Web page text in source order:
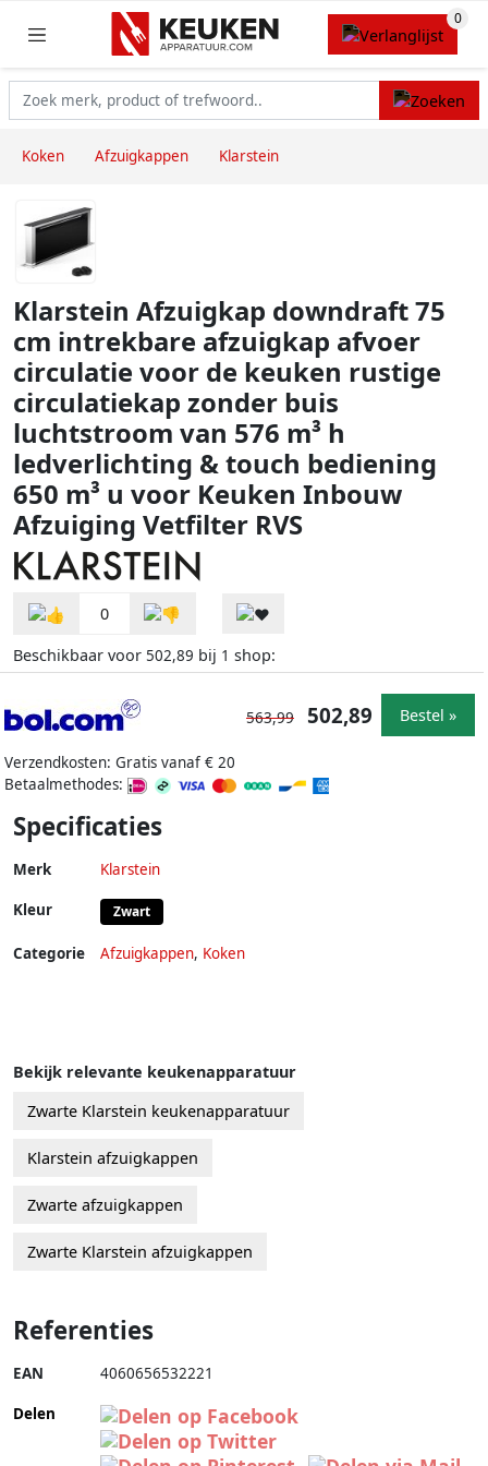
Koken Afzuigkappen Klarstein
Klarstein Afzuigkap downdraft 75
cm intrekbare afzuigkap afvoer
circulatie voor de keuken rustige
circulatiekap zonder buis
luchtstroom van 576 m³ h
ledverlichting & touch bediening
650 m³ u voor Keuken Inbouw
Afzuiging Vetfilter RVS
0
Beschikbaar voor 502,89 bij 1 shop:
Verzendkosten: Gratis vanaf € 20
Betaalmethodes:
563,99 502,89 Bestel »
Specificaties
Merk Klarstein
Kleur Zwart
Categorie Afzuigkappen, Koken
Bekijk relevante keukenapparatuur
Zwarte Klarstein keukenapparatuur
Klarstein afzuigkappen
Zwarte afzuigkappen
Zwarte Klarstein afzuigkappen
Referenties
EAN 4060656532221
Delen